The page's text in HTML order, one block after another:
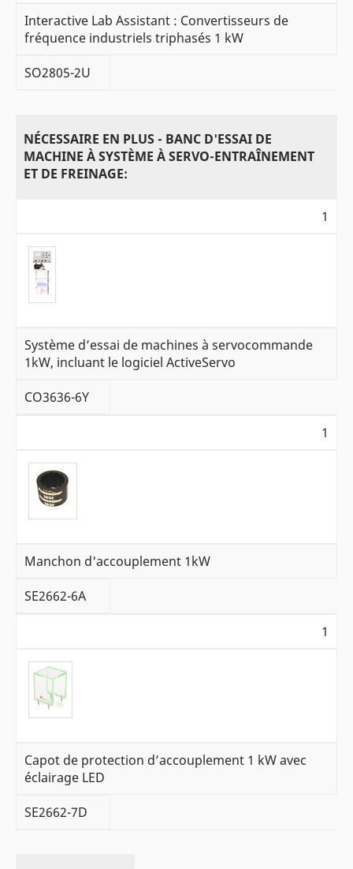
Interactive Lab Assistant : Convertisseurs de
fréquence industriels triphasés 1 kW
SO2805-2U
NÉCESSAIRE EN PLUS - BANC D'ESSAI DE
MACHINE À SYSTÈME À SERVO-ENTRAÎNEMENT
ET DE FREINAGE:
1
Système d’essai de machines à servocommande
1kW, incluant le logiciel ActiveServo
CO3636-6Y
1
Manchon d'accouplement 1kW
SE2662-6A
1
Capot de protection d’accouplement 1 kW avec
éclairage LED
SE2662-7D